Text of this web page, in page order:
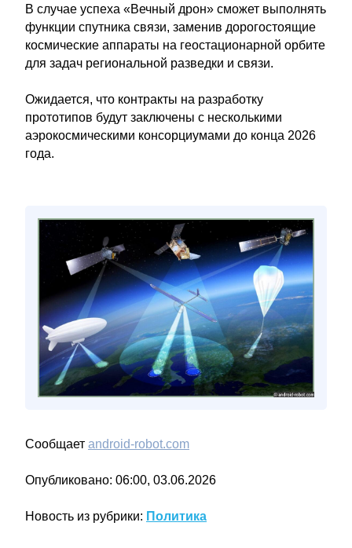
В случае успеха «Вечный дрон» сможет выполнять
функции спутника связи, заменив дорогостоящие
космические аппараты на геостационарной орбите
для задач региональной разведки и связи.
Ожидается, что контракты на разработку
прототипов будут заключены с несколькими
аэрокосмическими консорциумами до конца 2026
года.
Сообщает android-robot.com
Опубликовано: 06:00, 03.06.2026
Новость из рубрики: Политика